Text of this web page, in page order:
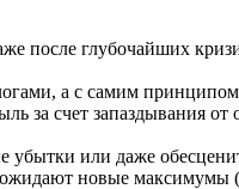
после глубочайших
а с самим
за счет запаздывания
или даже
ожидают новые максимумы